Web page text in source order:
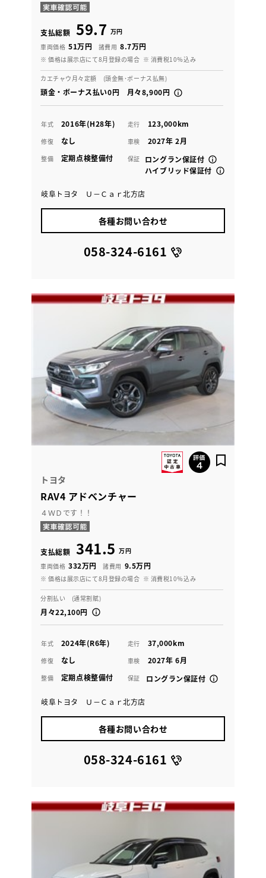
支払総額 59.7 万円
車両価格 51万円 諸費用 8.7万円
※ 価格は展示店にて8月登録の場合 ※ 消費税10％込み
カエチャウ月々定額 (頭金無･ボーナス払無)
頭金・ボーナス払い0円 月々8,900円
年式 2016年(H28年) 走行 123,000km
修復 なし 車検 2027年 2月
整備 定期点検整備付 保証
ロングラン保証付
ハイブリッド保証付
岐阜トヨタ Ｕ－Ｃａｒ北方店
各種お問い合わせ
058-324-6161
トヨタ
RAV4 アドベンチャー
４ＷＤです！！
支払総額 341.5 万円
車両価格 332万円 諸費用 9.5万円
※ 価格は展示店にて8月登録の場合 ※ 消費税10％込み
分割払い (通常割賦)
月々22,100円
年式 2024年(R6年) 走行 37,000km
修復 なし 車検 2027年 6月
整備 定期点検整備付 保証 ロングラン保証付
岐阜トヨタ Ｕ－Ｃａｒ北方店
各種お問い合わせ
058-324-6161